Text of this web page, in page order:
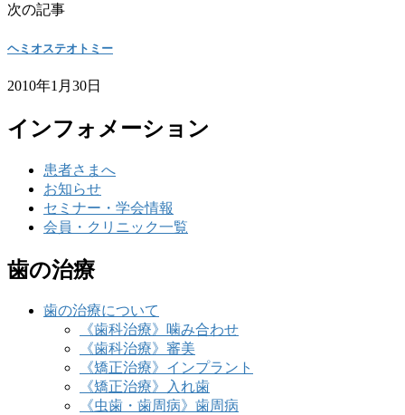
次の記事
ヘミオステオトミー
2010年1月30日
インフォメーション
患者さまへ
お知らせ
セミナー・学会情報
会員・クリニック一覧
歯の治療
歯の治療について
《歯科治療》噛み合わせ
《歯科治療》審美
《矯正治療》インプラント
《矯正治療》入れ歯
《虫歯・歯周病》歯周病